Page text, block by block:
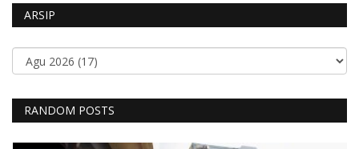
ARSIP
RANDOM POSTS